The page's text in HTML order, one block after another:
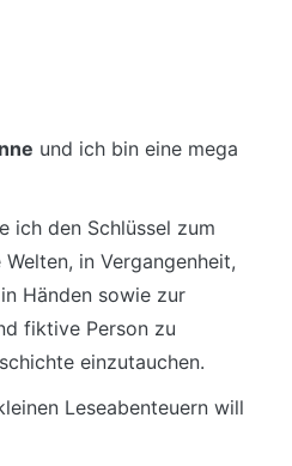
und ich bin eine mega
ich den Schlüssel zum
in Vergangenheit,
Händen sowie zur
fiktive Person zu
einzutauchen.
Leseabenteuern will